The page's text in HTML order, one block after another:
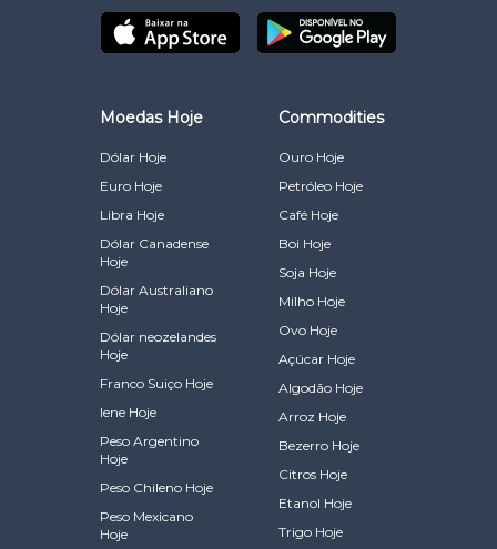
Moedas Hoje
Dólar Hoje
Euro Hoje
Libra Hoje
Dólar Canadense
Hoje
Dólar Australiano
Hoje
Dólar neozelandes
Hoje
Franco Suiço Hoje
Iene Hoje
Peso Argentino
Hoje
Peso Chileno Hoje
Peso Mexicano
Hoje
Commodities
Ouro Hoje
Petróleo Hoje
Café Hoje
Boi Hoje
Soja Hoje
Milho Hoje
Ovo Hoje
Açúcar Hoje
Algodão Hoje
Arroz Hoje
Bezerro Hoje
Citros Hoje
Etanol Hoje
Trigo Hoje